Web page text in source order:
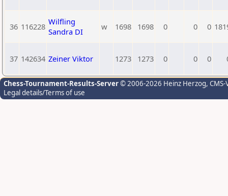
36 116228 Wilfling
Sandra DI
w 1698 1698 0 0 0
37 142634 Zeiner Viktor 1273 1273 0 0 0
Chess-Tournament-Results-Server© 2006-2026 Heinz Herzog,
Legal details/Terms of use